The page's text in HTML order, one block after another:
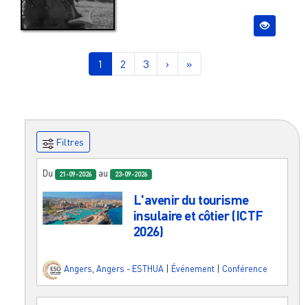
Page courante
1 Page
2 Page
3 Page suivante
› Dernière page
»
Filtres
Du 21-09-2026 au 23-09-2026
L'avenir du tourisme
insulaire et côtier (ICTF
2026)
Angers Angers - ESTHUA Événement Conférence